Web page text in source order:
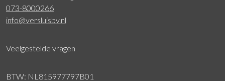
073-8000266
info@versluisbv.nl
Veelgestelde vragen
BTW: NL815977797B01